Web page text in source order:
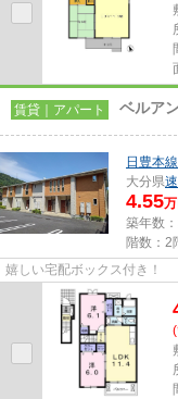
賃貸｜アパート ベルア
日豊本線
大分県
4.55
築年数
階数：2
嬉しい宅配ボックス付き！